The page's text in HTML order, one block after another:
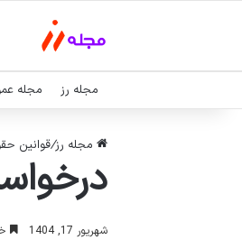
مجله رز مجله
مجله رز/قوانین
شهریور 17, 1404